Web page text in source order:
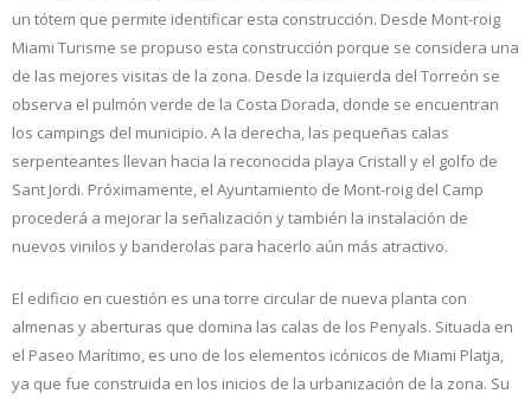
un tótem que permite identificar esta construcción. Desde Mont-roig
Miami Turisme se propuso esta construcción porque se considera una
de las mejores visitas de la zona. Desde la izquierda del Torreón se
observa el pulmón verde de la Costa Dorada, donde se encuentran
los campings del municipio. A la derecha, las pequeñas calas
serpenteantes llevan hacia la reconocida playa Cristall y el golfo de
Sant Jordi. Próximamente, el Ayuntamiento de Mont-roig del Camp
procederá a mejorar la señalización y también la instalación de
nuevos vinilos y banderolas para hacerlo aún más atractivo.
El edificio en cuestión es una torre circular de nueva planta con
almenas y aberturas que domina las calas de los Penyals. Situada en
el Paseo Marítimo, es uno de los elementos icónicos de Miami Platja,
ya que fue construida en los inicios de la urbanización de la zona. Su